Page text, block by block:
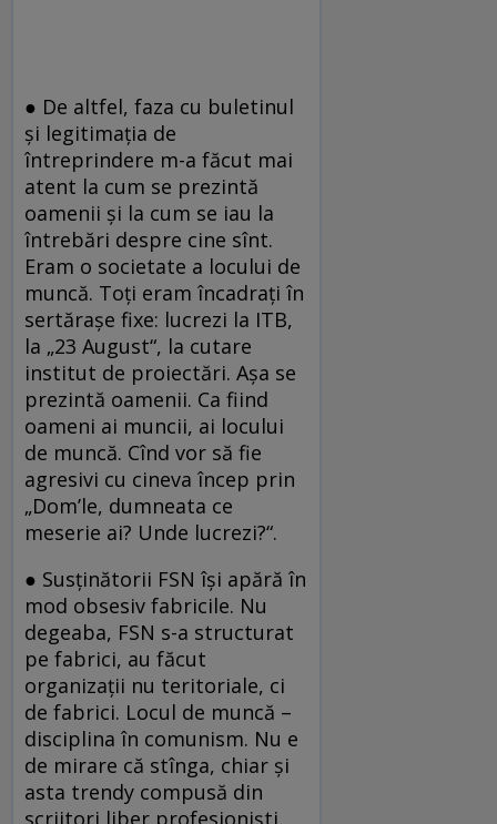
● De altfel, faza cu buletinul
şi legitimaţia de
întreprindere m-a făcut mai
atent la cum se prezintă
oamenii şi la cum se iau la
întrebări despre cine sînt.
Eram o societate a locului de
muncă. Toţi eram încadraţi în
sertăraşe fixe: lucrezi la ITB,
la „23 August“, la cutare
institut de proiectări. Aşa se
prezintă oamenii. Ca fiind
oameni ai muncii, ai locului
de muncă. Cînd vor să fie
agresivi cu cineva încep prin
„Dom’le, dumneata ce
meserie ai? Unde lucrezi?“.
● Susţinătorii FSN îşi apără în
mod obsesiv fabricile. Nu
degeaba, FSN s-a structurat
pe fabrici, au făcut
organizaţii nu teritoriale, ci
de fabrici. Locul de muncă –
disciplina în comunism. Nu e
de mirare că stînga, chiar şi
asta trendy compusă din
scriitori liber profesionişti,